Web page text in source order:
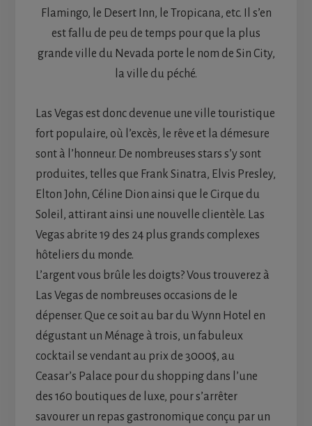
Flamingo, le Desert Inn, le Tropicana, etc. Il s’en
est fallu de peu de temps pour que la plus
grande ville du Nevada porte le nom de Sin City,
la ville du péché.
Las Vegas est donc devenue une ville touristique
fort populaire, où l’excès, le rêve et la démesure
sont à l’honneur. De nombreuses stars s’y sont
produites, telles que Frank Sinatra, Elvis Presley,
Elton John, Céline Dion ainsi que le Cirque du
Soleil, attirant ainsi une nouvelle clientèle. Las
Vegas abrite 19 des 24 plus grands complexes
hôteliers du monde.
L’argent vous brûle les doigts? Vous trouverez à
Las Vegas de nombreuses occasions de le
dépenser. Que ce soit au bar du Wynn Hotel en
dégustant un Ménage à trois, un fabuleux
cocktail se vendant au prix de 3000$, au
Ceasar’s Palace pour du shopping dans l’une
des 160 boutiques de luxe, pour s’arrêter
savourer un repas gastronomique conçu par un